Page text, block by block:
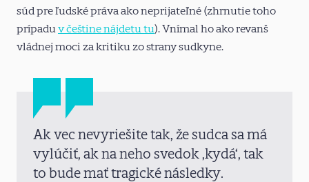
súd pre ľudské práva ako neprijateľné (zhrnutie toho
prípaduv češtine nájdetu tu). Vnímal ho ako revanš
vládnej moci za kritiku zo strany sudkyne.
Ak vec nevyriešite tak, že sudca sa má
vylúčiť, ak na neho svedok ‚kydá‘, tak
to bude mať tragické následky.